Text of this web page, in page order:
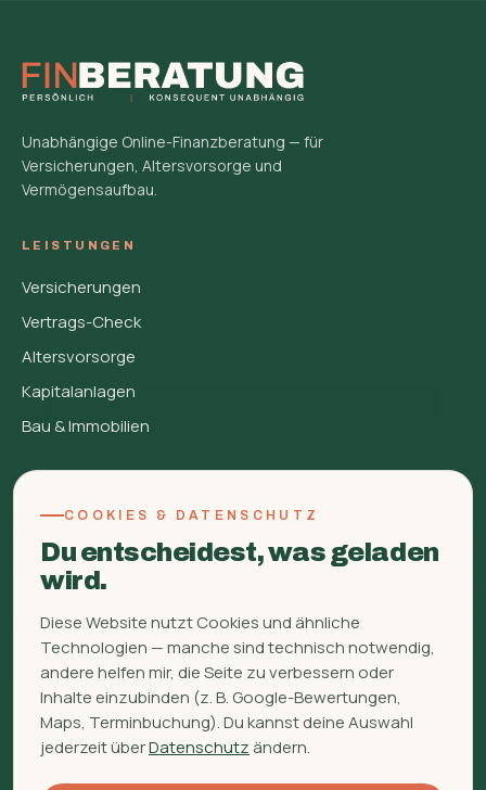
Unabhängige Online-Finanzberatung — für
Versicherungen, Altersvorsorge und
Vermögensaufbau.
LEISTUNGEN
Versicherungen
Vertrags-Check
Altersvorsorge
Kapitalanlagen
Bau & Immobilien
FAQ
Ratgeber
Kontakt
WhatsApp
Signal
COOKIES & DATENSCHUTZ
Du entscheidest, was geladen
wird.
Diese Website nutzt Cookies und ähnliche
Technologien — manche sind technisch notwendig,
andere helfen mir, die Seite zu verbessern oder
Inhalte einzubinden (z. B. Google-Bewertungen,
Maps, Terminbuchung). Du kannst deine Auswahl
jederzeit überDatenschutz ändern.